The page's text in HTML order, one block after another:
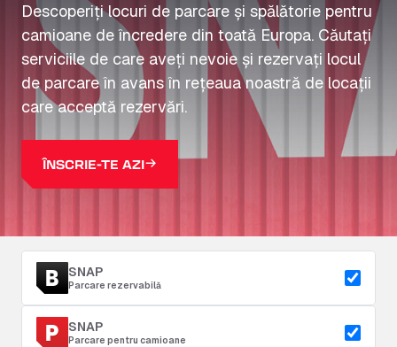
Descoperiți locuri de parcare și spălătorie pentru
camioane de încredere din toată Europa. Căutați
serviciile de care aveți nevoie și rezervați locul
de parcare în avans în rețeaua noastră de locații
care acceptă rezervări.
ÎNSCRIE-TE AZI
SNAP
Parcare rezervabilă
SNAP
Parcare pentru camioane